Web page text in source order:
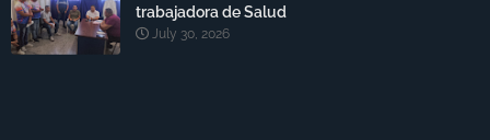
trabajadora de Salud
July 30, 2026